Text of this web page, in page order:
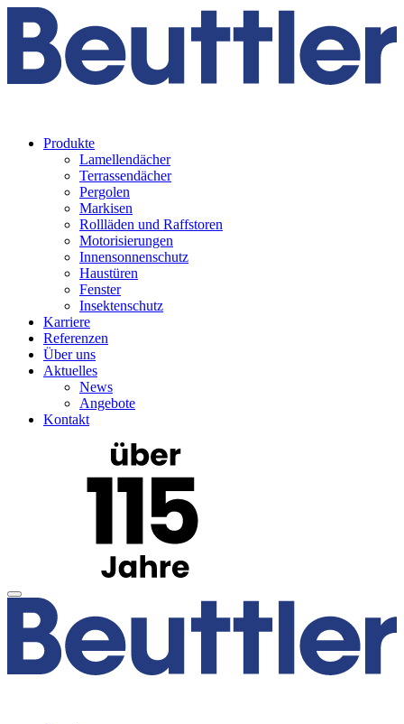
Produkte
Lamellendächer
Terrassendächer
Pergolen
Markisen
Rollläden und Raffstoren
Motorisierungen
Innensonnenschutz
Haustüren
Fenster
Insektenschutz
Karriere
Referenzen
Über uns
Aktuelles
News
Angebote
Kontakt